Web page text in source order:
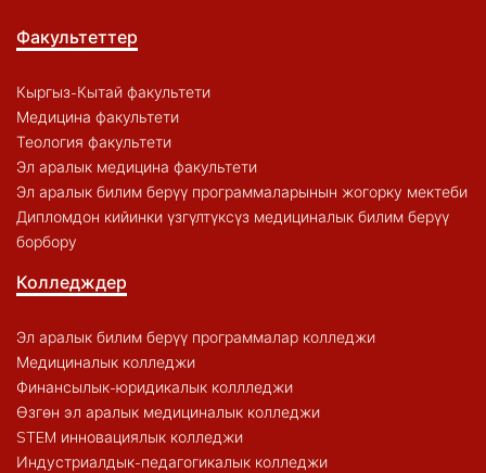
Факультеттер
Кыргыз-Кытай факультети
Медицина факультети
Теология факультети
Эл аралык медицина факультети
Эл аралык билим берүү программаларынын жогорку мектеби
Дипломдон кийинки үзгүлтүксүз медициналык билим берүү
борбору
Колледждер
Эл аралык билим берүү программалар колледжи
Медициналык колледжи
Финансылык-юридикалык коллледжи
Өзгөн эл аралык медициналык колледжи
STEM инновациялык колледжи
Индустриалдык-педагогикалык колледжи